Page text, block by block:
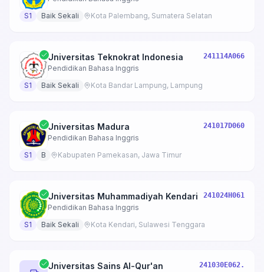
S1 Baik Sekali Kota Palembang, Sumatera Selatan
Universitas Teknokrat Indonesia
Pendidikan Bahasa Inggris
241114A066
S1 Baik Sekali Kota Bandar Lampung, Lampung
Universitas Madura
Pendidikan Bahasa Inggris
241017D060
S1 B Kabupaten Pamekasan, Jawa Timur
Universitas Muhammadiyah Kendari
Pendidikan Bahasa Inggris
241024H061
S1 Baik Sekali Kota Kendari, Sulawesi Tenggara
Universitas Sains Al-Qur'an 241030E062.